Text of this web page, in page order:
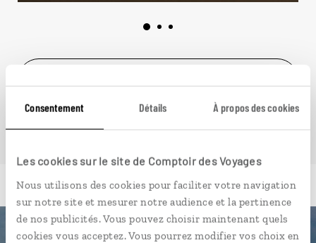
Consentement Détails À propos des cookies
Les cookies sur le site de Comptoir des Voyages
Nous utilisons des cookies pour faciliter votre navigation
sur notre site et mesurer notre audience et la pertinence
de nos publicités. Vous pouvez choisir maintenant quels
cookies vous acceptez. Vous pourrez modifier vos choix en